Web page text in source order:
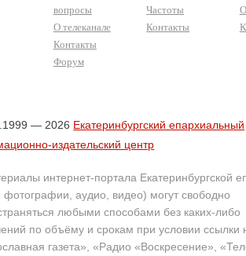
вопросы
О телеканале
Контакты
Форум
Частоты
Контакты
— 2026 Екатеринбургский епархиальный
издательский центр
интернет-портала Екатеринбургской
фотографии, аудио, видео) могут свободно
любыми способами без каких-либо
по объёму и срокам при условии ссылки
газета», «Радио «Воскресение»,